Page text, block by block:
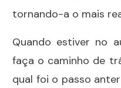
tornando-a o mais
Quando estiver no
faça o caminho de
qual foi o passo